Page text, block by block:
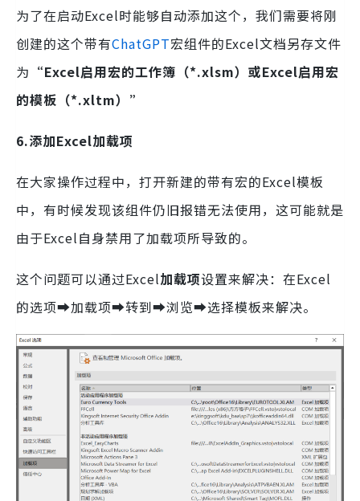
为了在启动Excel时能够自动添加这个，我们需要将刚
创建的这个带有ChatGPT宏组件的Excel文档另存文件
为 “Excel启用宏的工作簿（*.xlsm）或Excel启用宏
的模板（*.xltm）”
6.添加Excel加载项
在大家操作过程中，打开新建的带有宏的Excel模板
中，有时候发现该组件仍旧报错无法使用，这可能就是
由于Excel自身禁用了加载项所导致的。
这个问题可以通过Excel加载项设置来解决：在Excel
的选项➡加载项➡转到➡浏览➡选择模板来解决。